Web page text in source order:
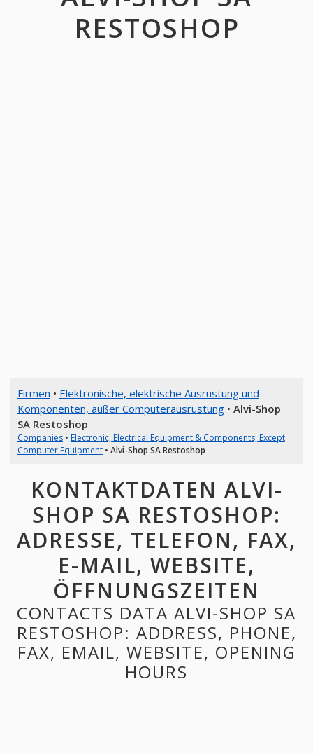
RESTOSHOP
Firmen • Elektronische, elektrische Ausrüstung und
Komponenten, außer Computerausrüstung• Alvi-Shop
SA Restoshop
Companies• Electronic, Electrical Equipment & Components, Except
Computer Equipment• Alvi-Shop SA Restoshop
KONTAKTDATEN ALVI-
SHOP SA RESTOSHOP:
ADRESSE, TELEFON, FAX,
E-MAIL, WEBSITE,
ÖFFNUNGSZEITEN
CONTACTS DATA ALVI-SHOP SA
RESTOSHOP: ADDRESS, PHONE,
FAX, EMAIL, WEBSITE, OPENING
HOURS